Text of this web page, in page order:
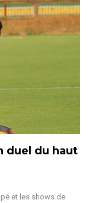
duel du haut
et les shows de